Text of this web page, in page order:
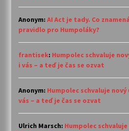
Anonym: AI Act je tady. Co
pravidlo pro Humpoláky?
frantisek: Humpolec schvaluje
i vás – a teď je čas se ozvat
Anonym: Humpolec schvaluje
vás – a teď je čas se ozvat
Ulrich Marsch: Humpolec